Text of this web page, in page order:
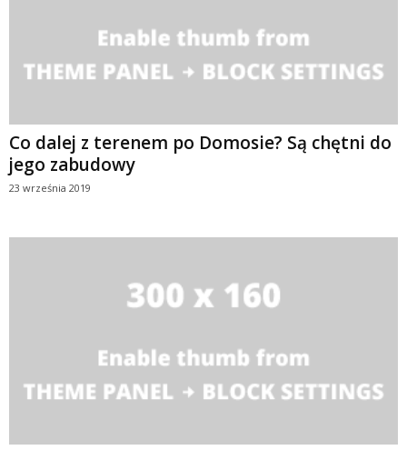
Co dalej z terenem po Domosie? Są chętni do
jego zabudowy
23 września 2019